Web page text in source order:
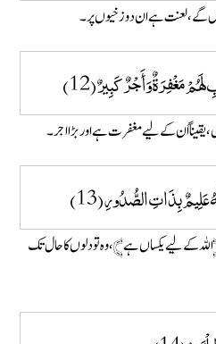
گے، لعنت ہے ان دوزخیوں پر۔
مَغْفِرَةٌ وَأَجْرٌ كَبِيرٌ (12)
اُن کے لیے مغفرت ہے اور بڑا اجر۔
بِذَاتِ الصُّدُورِ (13)
کے لیے یکساں ہے﴾، وہ تو دلوں کا حال تک